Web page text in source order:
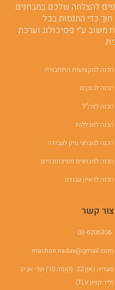
להצלחה שלכם במבחנים.
כדי התנסות בכל
משוב ע”י פסיכולוג וערכת
הכנה למקצועות התחבורה
הכנה לבנקים
הכנה לצה”ל
הכנה למכללות
הכנה למבחני מיון לעבודה
הכנה למבחנים פסיכוטכניים
הכנה לראיון עבודה
צור קשר
03-6206306
machon.nadav@gmail.com
סעדיה גאון 22- (קומה 10) תל- אביב
(ליד קניון TLV)